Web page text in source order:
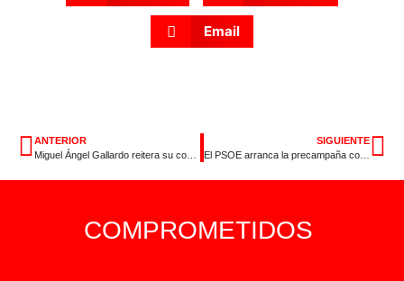
Email
ANTERIOR
Miguel Ángel Gallardo reitera su compromiso de intermediar con el Gobierno para garantizar la continuidad de la Central Nuclear de Almaraz
SIGUIENTE
El PSOE arranca la precampaña con Miguel Ángel Gallardo y Pedro Sánchez en un acto el miércoles en Mérida para “recuperar el gobierno y la esperanza en Extremadura”
COMPROMETIDOS